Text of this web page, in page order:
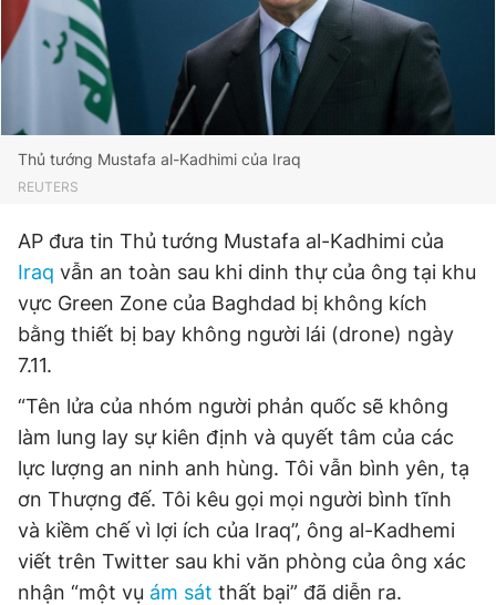
Đọc Thanh Niên trên điện thoại
Theo dõi báo trên
Hotline
0906 645 777
Liên hệ quảng cáo
0908 780 404
Đặt báo Quảng cáo RSS Tòa soạn Chính sách bảo
Phó tổng biên tập thường trực: Hải Thành
Phó tổng biên tập: Lâm Hiếu Dũng
Phó tổng biên tập: Trần Việt Hưng
Tổng thư ký tòa soạn: Đức Trung
Giấy phép xuất bản số 110/GP - BTTTT cấp ngày 24.3.2020
© 2003-2026 Bản quyền thuộc về Báo Thanh Niên. Cấm sao
chép dưới mọi hình thức nếu không có sự chấp thuận bằng văn
bản. Phát triển bởi ePi Technologies, JSC.
Thủ tướng Mustafa al-Kadhimi của Iraq
REUTERS
AP đưa tin Thủ tướng Mustafa al-Kadhimi của
Iraq vẫn an toàn sau khi dinh thự của ông tại khu
vực Green Zone của Baghdad bị không kích
bằng thiết bị bay không người lái (drone) ngày
7.11.
“Tên lửa của nhóm người phản quốc sẽ không
làm lung lay sự kiên định và quyết tâm của các
lực lượng an ninh anh hùng. Tôi vẫn bình yên, tạ
ơn Thượng đế. Tôi kêu gọi mọi người bình tĩnh
và kiềm chế vì lợi ích của Iraq”, ông al-Kadhemi
viết trên Twitter sau khi văn phòng của ông xác
nhận “một vụ ám sát thất bại” đã diễn ra.